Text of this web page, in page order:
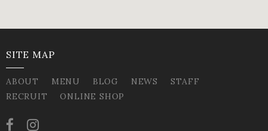
SITE MAP
ABOUT MENU BLOG NEWS
STAFF
RECRUIT
ONLINE SHOP